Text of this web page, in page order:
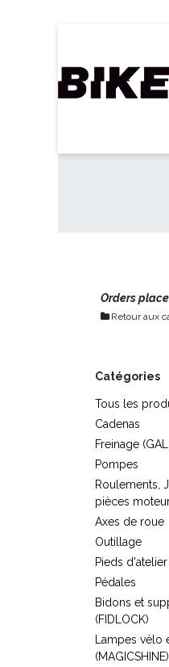
Orders
Retour aux
Catégories
Tous les
Cadenas
Freinage
Pompes
Roulements,
pièces
Axes de roue
Outillage
Pieds d'atelier
Pédales
Bidons et
(FIDLOCK)
Lampes vélo
(MAGICSHINE)